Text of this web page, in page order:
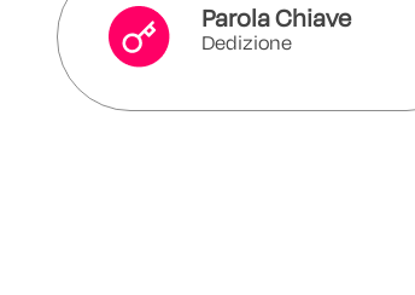
Parola Chiave
Dedizione